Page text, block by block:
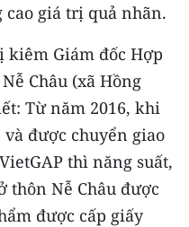
Tây
cao giá trị quả nhãn.
kiêm Giám đốc Hợp
Châu (xã Hồng
Từ năm 2016, khi
được chuyển giao
thì năng suất,
thôn Nễ Châu được
được cấp giấy